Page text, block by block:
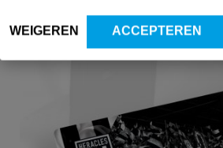
WEIGEREN ACCEPTEREN